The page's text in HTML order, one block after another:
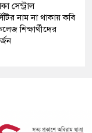
সেন্ট্রাল
নাম না থাকায় কবি
শিক্ষার্থীদের